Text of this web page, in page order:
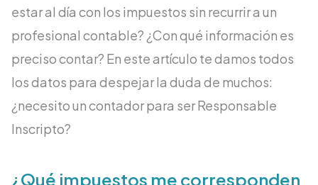
estar al día con los impuestos sin recurrir a un
profesional contable? ¿Con qué información es
preciso contar? En este artículo te damos todos
los datos para despejar la duda de muchos:
¿necesito un contador para ser Responsable
Inscripto?
¿Qué impuestos me corresponden